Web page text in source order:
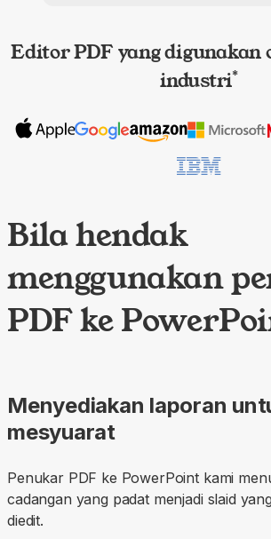
Editor PDF yang digunakan
industri*
Bila hendak
menggunakan
PDF ke
Menyediakan laporan
mesyuarat
Penukar PDF ke PowerPoint kami
cadangan yang padat menjadi slaid
diedit.